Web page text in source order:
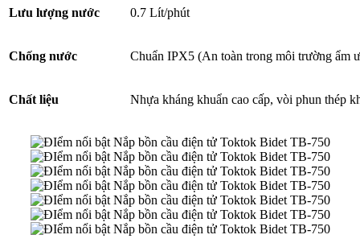
Lưu lượng nước 0.7 Lít/phút
Chống nước Chuẩn IPX5 (An toàn trong môi trường ẩm
Chất liệu Nhựa kháng khuẩn cao cấp, vòi phun thép